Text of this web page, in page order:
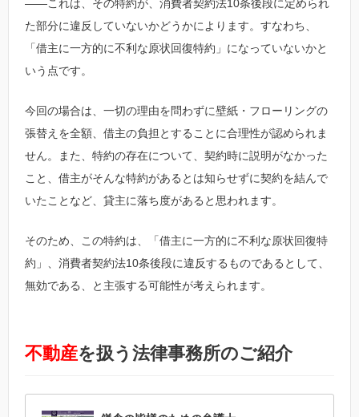
――これは、その特約が、消費者契約法10条後段に定められ
た部分に違反していないかどうかによります。すなわち、
「借主に一方的に不利な原状回復特約」になっていないかと
いう点です。
今回の場合は、一切の理由を問わずに壁紙・フローリングの
張替えを全額、借主の負担とすることに合理性が認められま
せん。また、特約の存在について、契約時に説明がなかった
こと、借主がそんな特約があるとは知らせずに契約を結んで
いたことなど、貸主に落ち度があると思われます。
そのため、この特約は、「借主に一方的に不利な原状回復特
約」、消費者契約法10条後段に違反するものであるとして、
無効である、と主張する可能性が考えられます。
不動産を扱う法律事務所のご紹介